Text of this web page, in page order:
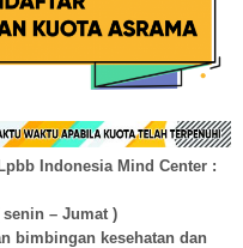
Indonesia Mind Center :
– Jumat )
bimbingan kesehatan dan